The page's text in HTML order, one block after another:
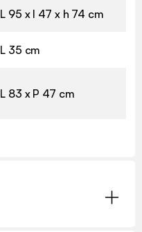
L 95 x l 47 x h 74 cm
L 35 cm
L 83 x P 47 cm